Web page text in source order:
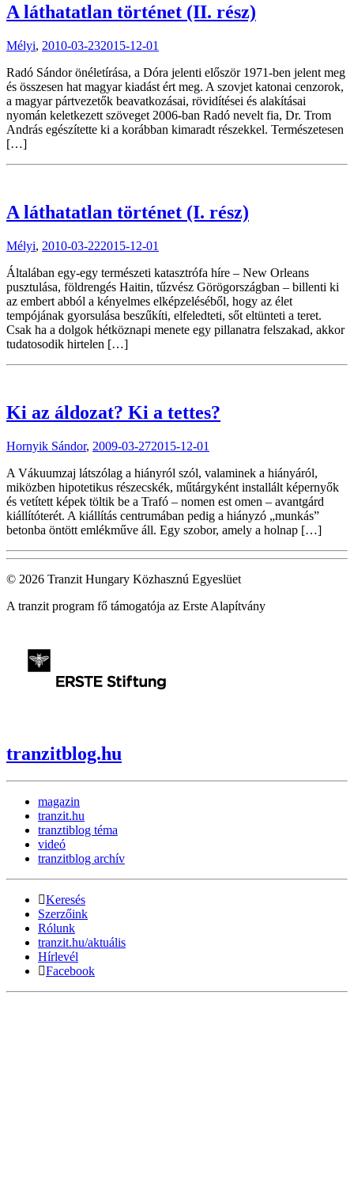
A láthatatlan történet (II. rész)
Mélyi, 2010-03-232015-12-01
Radó Sándor önéletírása, a Dóra jelenti először 1971-ben jelent meg
és összesen hat magyar kiadást ért meg. A szovjet katonai cenzorok,
a magyar pártvezetők beavatkozásai, rövidítései és alakításai
nyomán keletkezett szöveget 2006-ban Radó nevelt fia, Dr. Trom
András egészítette ki a korábban kimaradt részekkel. Természetesen
[…]
A láthatatlan történet (I. rész)
Mélyi, 2010-03-222015-12-01
Általában egy-egy természeti katasztrófa híre – New Orleans
pusztulása, földrengés Haitin, tűzvész Görögországban – billenti ki
az embert abból a kényelmes elképzeléséből, hogy az élet
tempójának gyorsulása beszűkíti, elfeledteti, sőt eltünteti a teret.
Csak ha a dolgok hétköznapi menete egy pillanatra felszakad, akkor
tudatosodik hirtelen […]
Ki az áldozat? Ki a tettes?
Hornyik Sándor, 2009-03-272015-12-01
A Vákuumzaj látszólag a hiányról szól, valaminek a hiányáról,
miközben hipotetikus részecskék, műtárgyként installált képernyők
és vetített képek töltik be a Trafó – nomen est omen – avantgárd
kiállítóterét. A kiállítás centrumában pedig a hiányzó „munkás”
betonba öntött emlékműve áll. Egy szobor, amely a holnap […]
© 2026 Tranzit Hungary Közhasznú Egyeslüet
A tranzit program fő támogatója az Erste Alapítvány
tranzitblog.hu
magazin
tranzit.hu
tranztiblog téma
videó
tranzitblog archív
Keresés
Szerzőink
Rólunk
tranzit.hu/aktuális
Hírlevél
Facebook